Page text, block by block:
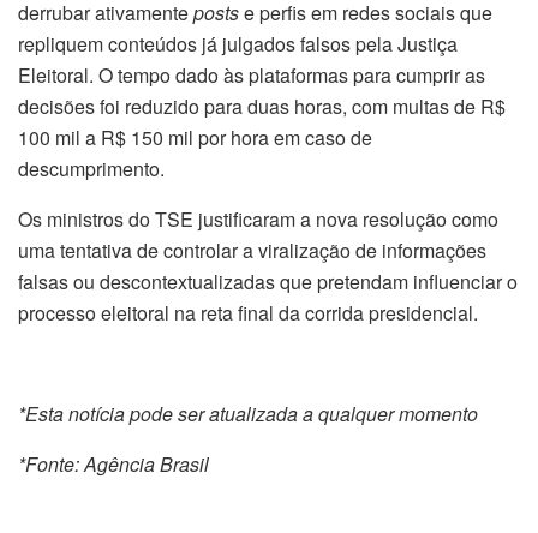
derrubar ativamentepostse perfis em redes sociais que
repliquem conteúdos já julgados falsos pela Justiça
Eleitoral. O tempo dado às plataformas para cumprir as
decisões foi reduzido para duas horas, com multas de R$
100 mil a R$ 150 mil por hora em caso de
descumprimento.
Os ministros do TSE justificaram a nova resolução como
uma tentativa de controlar a viralização de informações
falsas ou descontextualizadas que pretendam influenciar o
processo eleitoral na reta final da corrida presidencial.
*Esta notícia pode ser atualizada a qualquer momento
*Fonte: Agência Brasil